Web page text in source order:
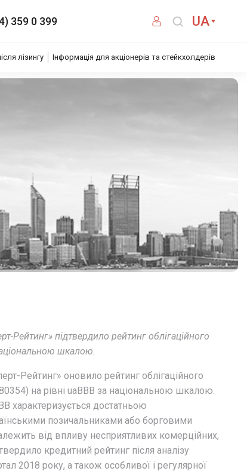
359 0 399 UA
лізингу Інформація для акціонерів та стейкхолдерів
Рейтинг» підтвердило рейтинг облігаційного
шкалою.
Рейтинг» оновило рейтинг облігаційного
на рівні uaBBB за національною шкалою.
характеризується достатньою
позичальниками або борговими
від впливу несприятливих комерційних,
кредитний рейтинг після аналізу
2018 року, а також особливої і регулярної